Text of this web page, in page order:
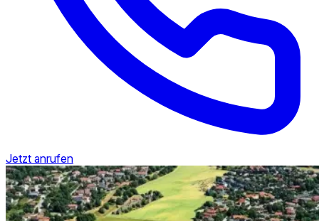
Jetzt anrufen